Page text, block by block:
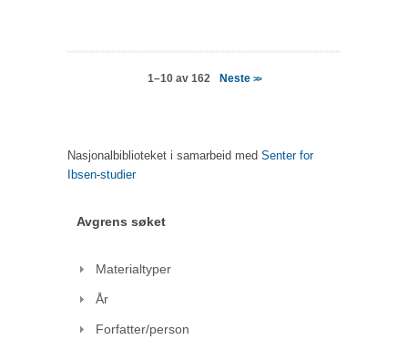
1–10 av 162 Neste >>
Nasjonalbiblioteket i samarbeid med Senter for
Ibsen-studier
Avgrens søket
Materialtyper
År
Forfatter/person